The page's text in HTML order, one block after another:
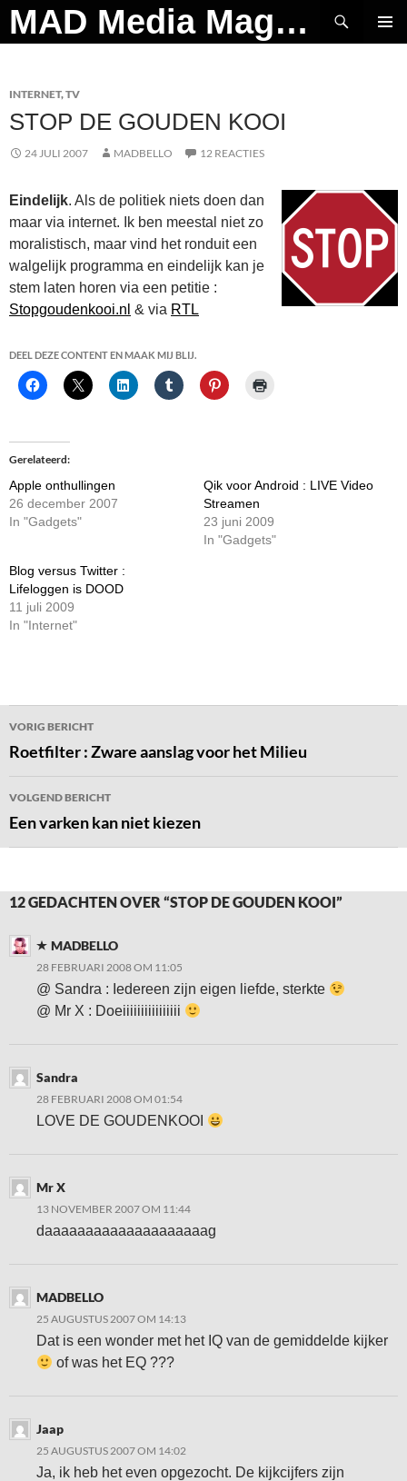
Ga
naar
MAD Media Magazine
Zoeken
INTERNET,TV
STOP DE GOUDEN KOOI
24 JULI 2007 MADBELLO 12 REACTIES
Eindelijk. Als de politiek niets doen dan
maar via internet. Ik ben meestal niet zo
moralistisch, maar vind het ronduit een
walgelijk programma en eindelijk kan je
stem laten horen via een petitie :
Stopgoudenkooi.nl & via RTL
DEEL DEZE CONTENT EN MAAK MIJ BLIJ.
Gerelateerd
Apple onthullingen
26 december 2007
In "Gadgets"
Qik voor Android : LIVE Video
Streamen
23 juni 2009
In "Gadgets"
Blog versus Twitter :
Lifeloggen is DOOD
11 juli 2009
In "Internet"
Bericht
navigatie
VORIG BERICHT
Roetfilter : Zware aanslag voor het Milieu
VOLGEND BERICHT
Een varken kan niet kiezen
12 GEDACHTEN OVER “STOP DE GOUDEN KOOI”
MADBELLO
28 FEBRUARI 2008 OM 11:05
@ Sandra : Iedereen zijn eigen liefde, sterkte
@ Mr X : Doeiiiiiiiiiiiiiiii
Sandra
28 FEBRUARI 2008 OM 01:54
LOVE DE GOUDENKOOI
Mr X
13 NOVEMBER 2007 OM 11:44
daaaaaaaaaaaaaaaaaaaag
MADBELLO
25 AUGUSTUS 2007 OM 14:13
Dat is een wonder met het IQ van de gemiddelde kijker
of was het EQ ???
Jaap
25 AUGUSTUS 2007 OM 14:02
Ja, ik heb het even opgezocht. De kijkcijfers zijn